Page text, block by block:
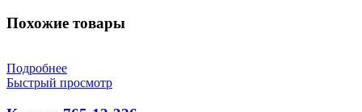
Похожие товары
Подробнее
Быстрый просмотр